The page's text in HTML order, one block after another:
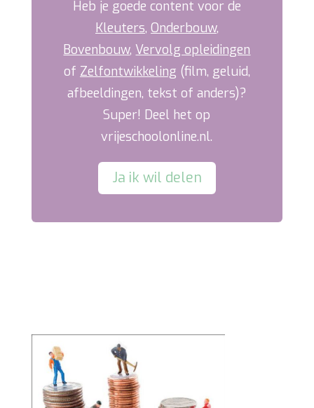
materiaal delen?
Heb je goede content voor de
Kleuters,Onderbouw,
Bovenbouw,Vervolg opleidingen
Zelfontwikkeling(film, geluid,
afbeeldingen, tekst of anders)?
Super! Deel het op
vrijeschoolonline.nl.
Ja ik wil delen